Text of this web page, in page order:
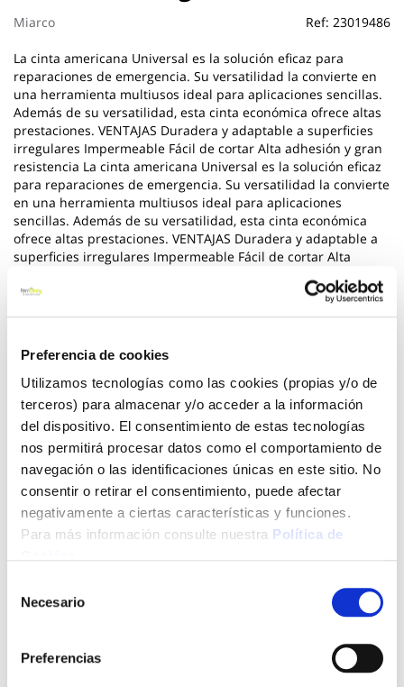
Preferencia de cookies
Utilizamos tecnologías como las cookies (propias y/o de
terceros) para almacenar y/o acceder a la información
del dispositivo. El consentimiento de estas tecnologías
nos permitirá procesar datos como el comportamiento de
navegación o las identificaciones únicas en este sitio. No
consentir o retirar el consentimiento, puede afectar
negativamente a ciertas características y funciones.
Para más información consulte nuestra Política de
Necesario
Preferencias
Miarco Ref: 23019486
La cinta americana Universal es la solución eficaz para
reparaciones de emergencia. Su versatilidad la convierte en
una herramienta multiusos ideal para aplicaciones sencillas.
Además de su versatilidad, esta cinta económica ofrece altas
prestaciones. VENTAJAS Duradera y adaptable a superficies
irregulares Impermeable Fácil de cortar Alta adhesión y gran
resistencia La cinta americana Universal es la solución eficaz
para reparaciones de emergencia. Su versatilidad la convierte
en una herramienta multiusos ideal para aplicaciones
sencillas. Además de su versatilidad, esta cinta económica
ofrece altas prestaciones. VENTAJAS Duradera y adaptable a
superficies irregulares Impermeable Fácil de cortar Alta
10,60 €
Añadir al carrito
+ INFO
la
de
imágenes